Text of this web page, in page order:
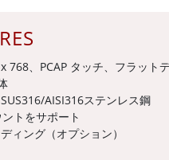
768、PCAP タッチ、フラット
AISI316ステンレス鋼
トをサポート
ィング（オプション）